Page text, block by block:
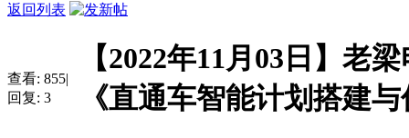
返回列表
查看: 855|
回复: 3
【2022年11月03日】老
《直通车智能计划搭建